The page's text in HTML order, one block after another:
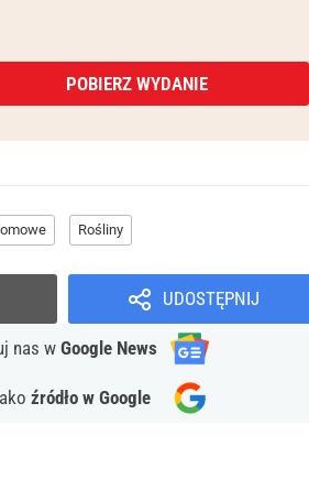
POBIERZ WYDANIE
Rośliny
UDOSTĘPNIJ
nas w Google News
źródło w Google